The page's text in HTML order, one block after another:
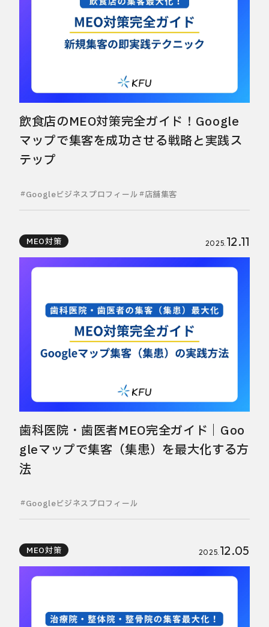
飲食店のMEO対策完全ガイド！Google
マップで集客を成功させる戦略と実践ス
テップ
Googleビジネスプロフィール 店舗集客
MEO対策 2025. 12.11
歯科医院・歯医者MEO完全ガイド｜Goo
gleマップで集客（集患）を最大化する方
法
Googleビジネスプロフィール
MEO対策 2025. 12.05